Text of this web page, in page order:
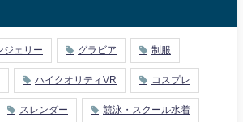
ジェリー グラビア 制服
ハイクオリティVR コスプレ
スレンダー 競泳・スクール水着